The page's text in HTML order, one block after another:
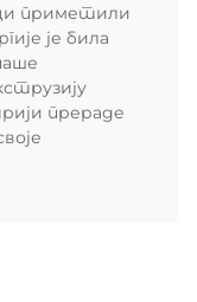
приметили
је била
прераде